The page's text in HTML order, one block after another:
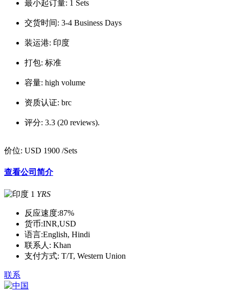
最小起订量: 1 Sets
交货时间: 3-4 Business Days
装运港: 印度
打包: 标准
容量: high volume
资质认证: brc
评分: 3.3 (20 reviews).
价位: USD 1900 /Sets
查看公司简介
1 YRS
反应速度:87%
货币:INR,USD
语言:English, Hindi
联系人: Khan
支付方式: T/T, Western Union
联系